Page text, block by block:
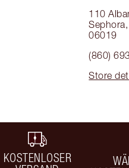
110
Sephora,
06019
(860)
Store
KOSTENLOSER